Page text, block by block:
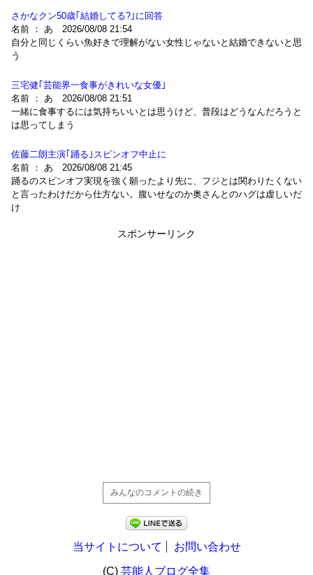
さかなクン50歳｢結婚してる?｣に回答
名前 ： あ 2026/08/08 21:54
自分と同じくらい魚好きで理解がない女性じゃないと結婚できないと思
う
三宅健｢芸能界一食事がきれいな女優｣
名前 ： あ 2026/08/08 21:51
一緒に食事するには気持ちいいとは思うけど、普段はどうなんだろうと
は思ってしまう
佐藤二朗主演｢踊る｣スピンオフ中止に
名前 ： あ 2026/08/08 21:45
踊るのスピンオフ実現を強く願ったより先に、フジとは関わりたくない
と言ったわけだから仕方ない。腹いせなのか奥さんとのハグは虚しいだ
け
スポンサーリンク
みんなのコメントの続き
当サイトについて お問い合わせ
(C) 芸能人ブログ全集